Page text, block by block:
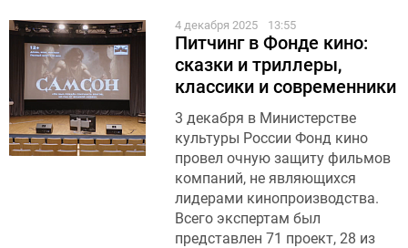
4 декабря 2025 13:55
Питчинг в Фонде кино:
сказки и триллеры,
классики и современники
3 декабря в Министерстве
культуры России Фонд кино
провел очную защиту фильмов
компаний, не являющихся
лидерами кинопроизводства.
Всего экспертам был
представлен 71 проект, 28 из